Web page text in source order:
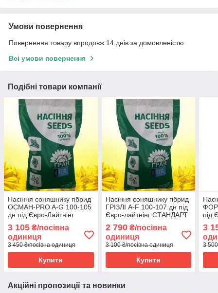
Умови повернення
Повернення товару впродовж 14 днів за домовленістю
Всі умови повернення
Подібні товари компанії
Насіння соняшнику гібрид
ОСМАН-PRO A-G 100-105
дн під Євро-Лайтнінг
рік
3 105 ₴/посівна
одиниця
3 450 ₴/посівна одиниця
Купити
Насіння соняшнику гібрид
ГРІЗЛІ A-F 100-107 дн під
Євро-лайтнінг СТАНДАРТ
2 790₴/посівна
одиниця
3 100 ₴/посівна одиниця
Купити
під
рік
3
3
Акційні пропозиції та новинки